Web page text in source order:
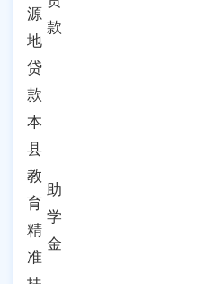
源
地
贷
款
款
本
县
教
育
精
准
助
学
金